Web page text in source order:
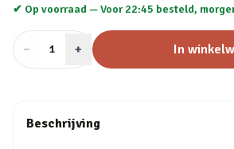
✔ Op voorraad —Voor 22:45 besteld,
− Aantal
1 + In
Beschrijving